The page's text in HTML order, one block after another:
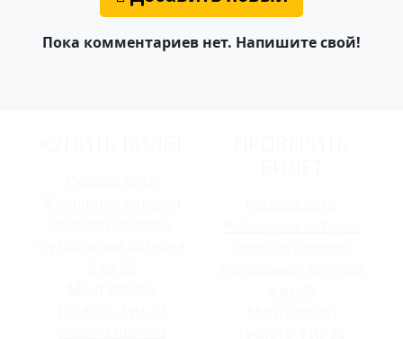
Пока комментариев нет. Напишите свой!